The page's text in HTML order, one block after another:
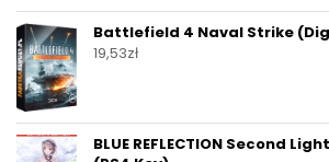
Battlefield 4 Naval Strike
19,53zł
BLUE REFLECTION Second